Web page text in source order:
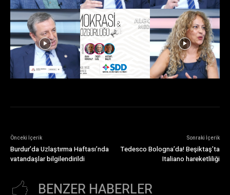
Önceki İçerik
Burdur’da Uzlaştırma Haftası’nda
vatandaşlar bilgilendirildi
Sonraki İçerik
Tedesco Bologna’da! Beşiktaş’ta
Italiano hareketliliği
BENZER HABERLER